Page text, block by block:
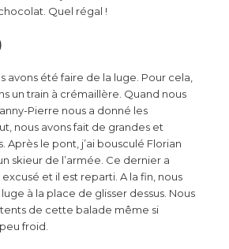
Quel régal !
avons été faire de la luge. Pour cela,
un train à crémaillère. Quand nous
Pierre nous a donné les
nous avons fait de grandes et
Après le pont, j’ai bousculé Florian
skieur de l’armée. Ce dernier a
excusé et il est reparti. A la fin, nous
à la place de glisser dessus. Nous
de cette balade même si
froid.